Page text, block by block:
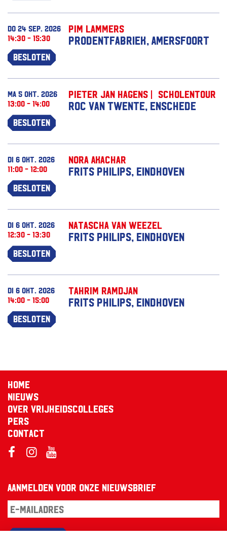
Pim Lammers
Prodentfabriek, Amersfoort
do 24 sep. 2026
14:30 - 15:30
Besloten
Pieter Jan Hagens | Scholentour
ROC van Twente, Enschede
ma 5 okt. 2026
13:00 - 14:00
Besloten
Nora Akachar
Frits Philips, Eindhoven
di 6 okt. 2026
11:00 - 12:00
Besloten
Natascha van Weezel
Frits Philips, Eindhoven
di 6 okt. 2026
12:30 - 13:30
Besloten
Tahrim Ramdjan
Frits Philips, Eindhoven
di 6 okt. 2026
14:00 - 15:00
Besloten
Home
Nieuws
Over Vrijheidscolleges
Pers
Contact
Aanmelden voor onze nieuwsbrief